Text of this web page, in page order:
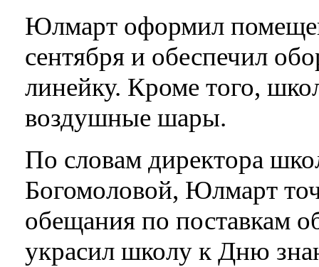
Юлмарт оформил
сентября и обеспечил
линейку. Кроме того,
воздушные шары.
По словам директора
Богомоловой, Юлмарт
обещания по поставкам
украсил школу к Дню